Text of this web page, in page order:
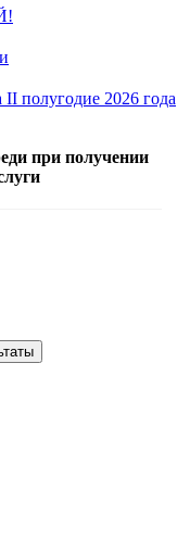
полугодие 2026 года
при получении